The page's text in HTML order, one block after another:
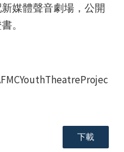
媒體聲音劇場，公開
。
下載